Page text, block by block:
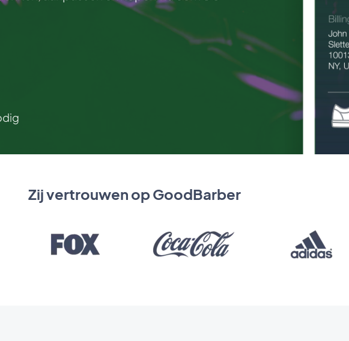
Zij vertrouwen op GoodBarber